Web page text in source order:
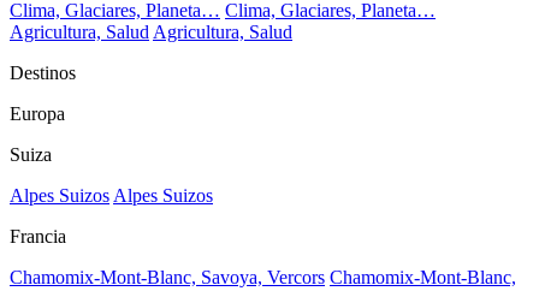
Clima, Glaciares, Planeta… Clima, Glaciares, Planeta…
Agricultura, SaludAgricultura, Salud
Destinos
Europa
Suiza
Alpes SuizosAlpes Suizos
Francia
Chamomix-Mont-Blanc, Savoya, Vercors Chamomix-Mont-Blanc,